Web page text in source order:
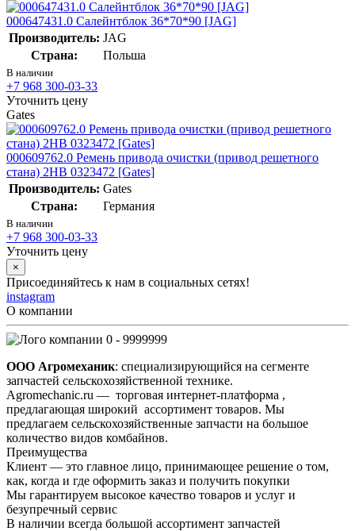
000647431.0 Салейнтблок 36*70*90 [JAG]
Производитель: JAG
Страна:
Польша
В наличии
+7 968 300-03-33
Уточнить цену
Gates
000609762.0 Ремень привода очистки (привод решетного
стана) 2НВ 0323472 [Gates]
Производитель: Gates
Страна:
Германия
В наличии
+7 968 300-03-33
Уточнить цену
×
Присоединяйтесь к нам в социальных сетях!
instagram
О компании
0 - 9999999
ООО Агромеханик: специализирующийся на сегменте
запчастей сельскохозяйственной технике.
Agromechanic.ru — торговая интернет-платформа ,
предлагающая широкий ассортимент товаров. Мы
предлагаем сельскохозяйственные запчасти на большое
количество видов комбайнов.
Преимущества
Клиент — это главное лицо, принимающее решение о том,
как, когда и где оформить заказ и получить покупки
Мы гарантируем высокое качество товаров и услуг и
безупречный сервис
В наличии всегда большой ассортимент запчастей